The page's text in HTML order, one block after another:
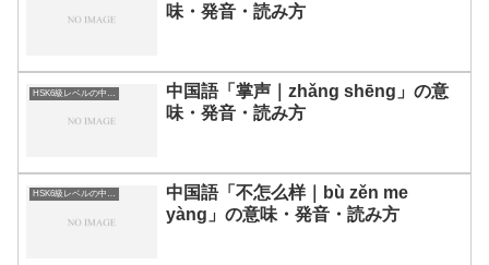
味・発音・読み方
中国語「掌声｜zhǎng shēng」の意
味・発音・読み方
HSK6級レベルの中国語
中国語「不怎么样｜bù zěn me
yàng」の意味・発音・読み方